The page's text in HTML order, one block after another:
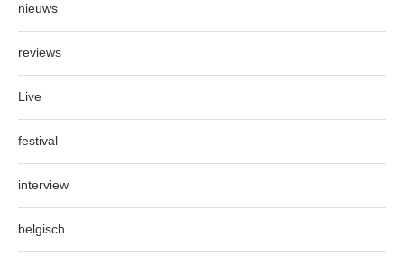
nieuws
reviews
Live
festival
interview
belgisch